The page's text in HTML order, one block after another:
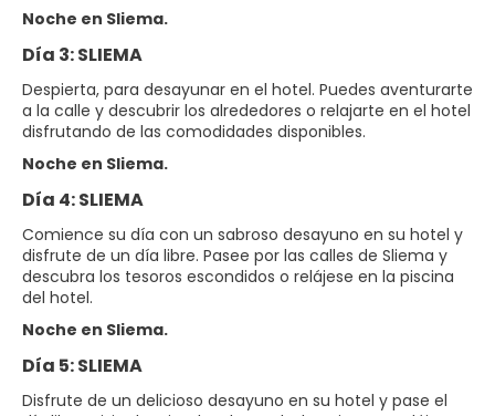
Noche en Sliema.
Día 3: SLIEMA
Despierta, para desayunar en el hotel. Puedes aventurarte
a la calle y descubrir los alrededores o relajarte en el hotel
disfrutando de las comodidades disponibles.
Noche en Sliema.
Día 4: SLIEMA
Comience su día con un sabroso desayuno en su hotel y
disfrute de un día libre. Pasee por las calles de Sliema y
descubra los tesoros escondidos o relájese en la piscina
del hotel.
Noche en Sliema.
Día 5: SLIEMA
Disfrute de un delicioso desayuno en su hotel y pase el